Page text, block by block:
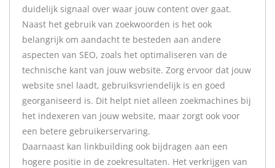
duidelijk signaal over waar jouw content over gaat.
Naast het gebruik van zoekwoorden is het ook
belangrijk om aandacht te besteden aan andere
aspecten van SEO, zoals het optimaliseren van de
technische kant van jouw website. Zorg ervoor dat jouw
website snel laadt, gebruiksvriendelijk is en goed
georganiseerd is. Dit helpt niet alleen zoekmachines bij
het indexeren van jouw website, maar zorgt ook voor
een betere gebruikerservaring.
Daarnaast kan linkbuilding ook bijdragen aan een
hogere positie in de zoekresultaten. Het verkrijgen van